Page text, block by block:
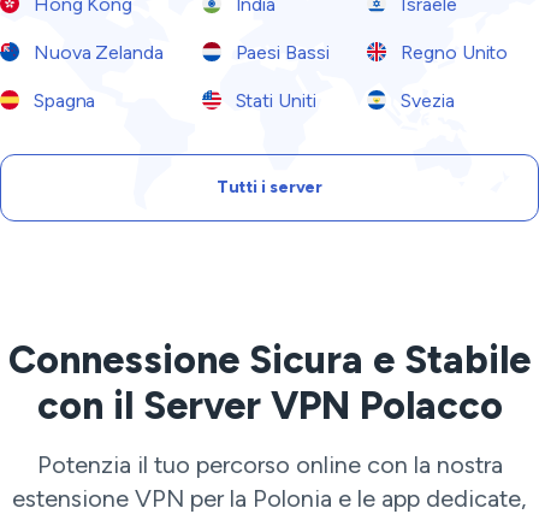
Nuova Zelanda Paesi Bassi Regno Unito
Spagna Stati Uniti Svezia
Tutti i server
Connessione Sicura e Stabile
con il Server VPN Polacco
Potenzia il tuo percorso online con la nostra
estensione VPN per la Polonia e le app dedicate,